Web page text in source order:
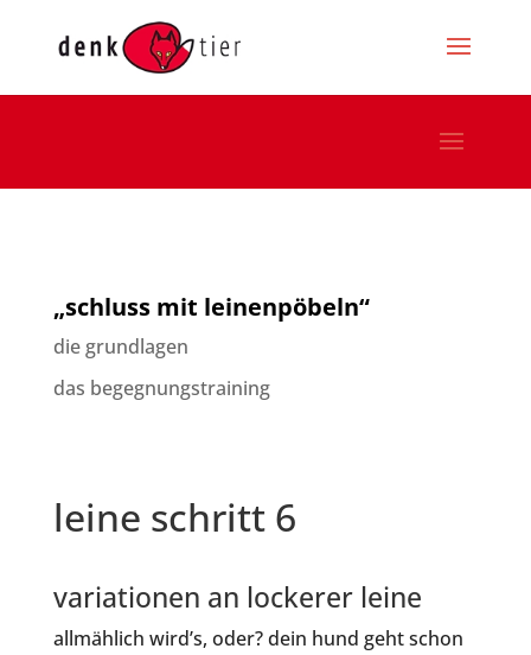
„schluss mit leinenpöbeln“
die grundlagen
das begegnungstraining
leine schritt 6
variationen an lockerer leine
allmählich wird’s, oder? dein hund geht schon